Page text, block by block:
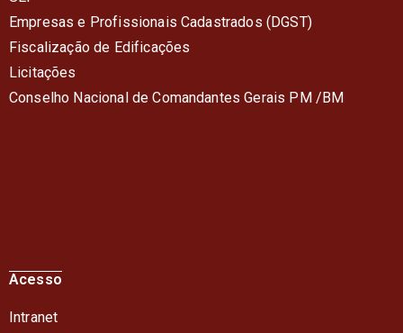
Empresas e Profissionais Cadastrados (DGST)
Fiscalização de Edificações
Licitações
Conselho Nacional de Comandantes Gerais PM /BM
Acesso
Intranet